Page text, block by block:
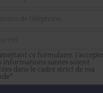
ce formulaire, j'accepte
informations saisies soient
dans le cadre strict de ma